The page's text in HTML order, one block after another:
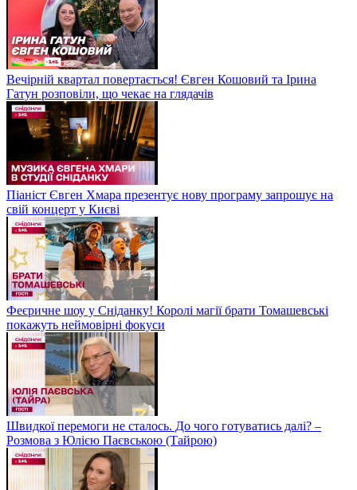
Вечірній квартал повертається! Євген Кошовий та Ірина
Гатун розповіли, що чекає на глядачів
Піаніст Євген Хмара презентує нову програму запрошує на
свій концерт у Києві
Феєричне шоу у Сніданку! Королі магії брати Томашевські
покажуть неймовірні фокуси
Швидкої перемоги не сталось. До чого готуватись далі? –
Розмова з Юлією Паєвською (Тайрою)